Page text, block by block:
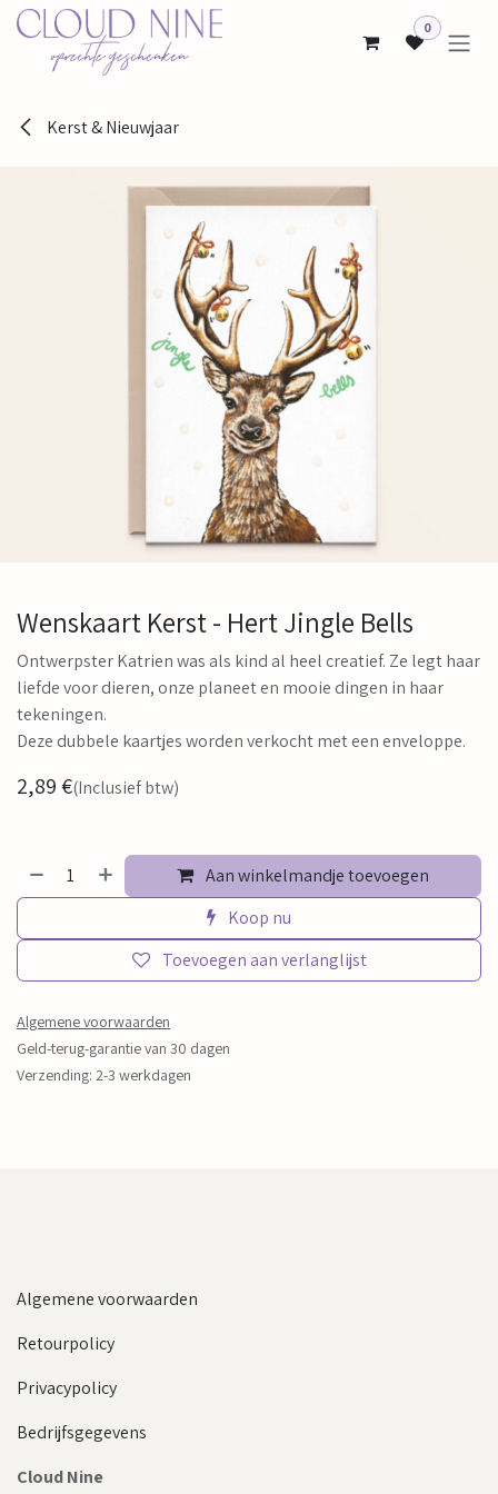
Overslaan naar inhoud
0
Kerst & Nieuwjaar
Wenskaart Kerst - Hert Jingle Bells
Ontwerpster Katrien was als kind al heel creatief. Ze legt haar
liefde voor dieren, onze planeet en mooie dingen in haar
tekeningen.
Deze dubbele kaartjes worden verkocht met een enveloppe.
2,89€(Inclusief btw)
Aan winkelmandje toevoegen
Koop nu
Toevoegen aan verlanglijst
Algemene voorwaarden
Geld-terug-garantie van 30 dagen
Verzending: 2-3 werkdagen
Algemene voorwaarden
Retourpolicy
Privacypolicy
Bedrijfsgegevens
Cloud Nine